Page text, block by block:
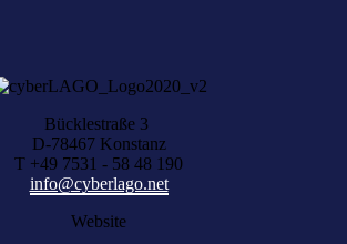
Bücklestraße 3
D-78467 Konstanz
T +49 7531 - 58 48 190
info@cyberlago.net
Website